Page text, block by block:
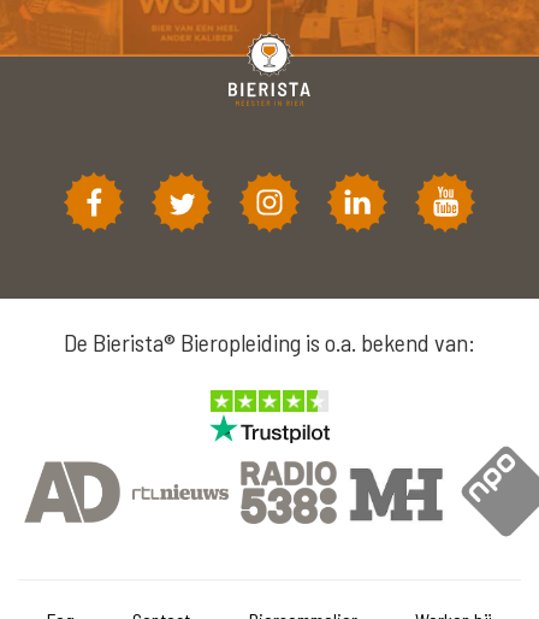
De Bierista® Bieropleiding is o.a. bekend van: